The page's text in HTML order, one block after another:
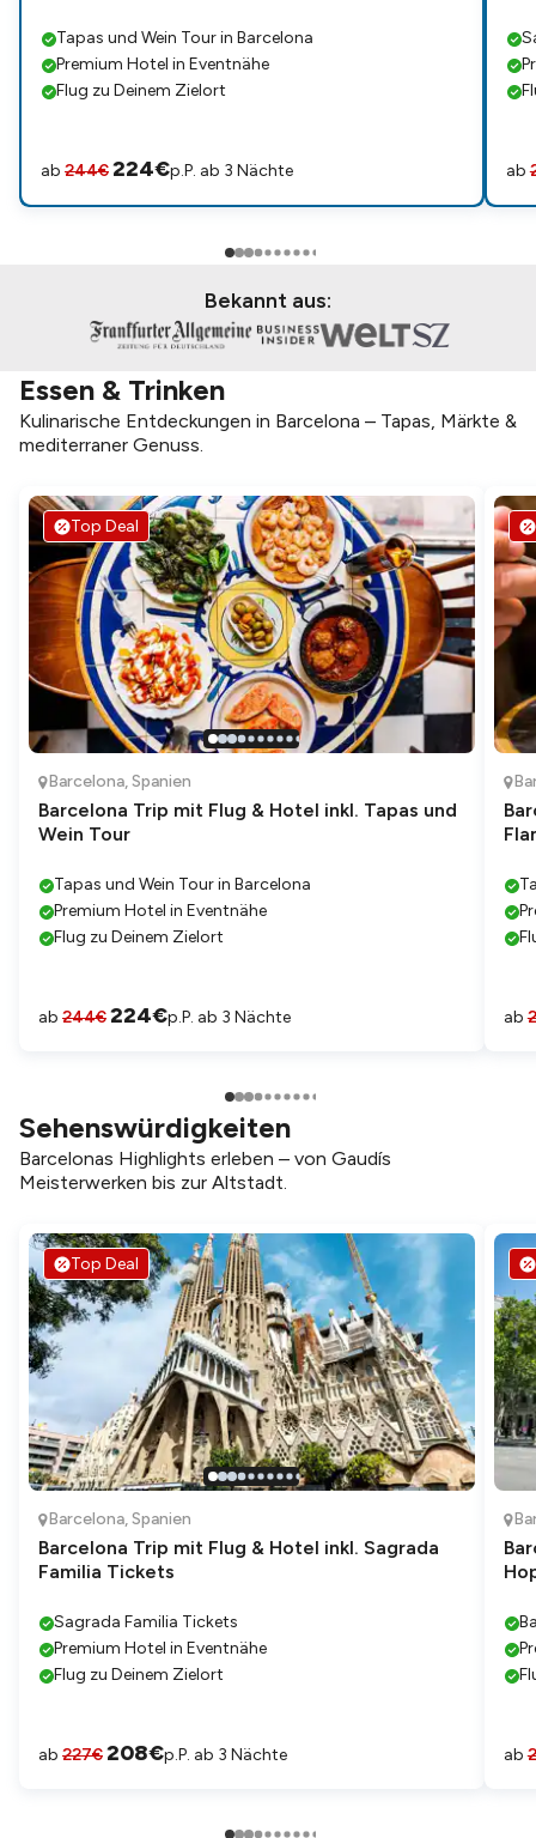
Tapas und Wein Tour in Barcelona
Premium Hotel in Eventnähe
Flug zu Deinem Zielort
ab 244€224€p.P. ab 3 Nächte ab
Bekannt aus:
Essen & Trinken
Kulinarische Entdeckungen in Barcelona – Tapas, Märkte &
mediterraner Genuss.
Top Deal
Barcelona,Spanien
Barcelona Trip mit Flug & Hotel inkl. Tapas und
Wein Tour
Tapas und Wein Tour in Barcelona
Premium Hotel in Eventnähe
Flug zu Deinem Zielort
ab 244€224€p.P. ab 3 Nächte ab
Sehenswürdigkeiten
Barcelonas Highlights erleben – von Gaudís
Meisterwerken bis zur Altstadt.
Top Deal
Barcelona,Spanien
Barcelona Trip mit Flug & Hotel inkl. Sagrada
Familia Tickets
Sagrada Familia Tickets
Premium Hotel in Eventnähe
Flug zu Deinem Zielort
ab 227€208€p.P. ab 3 Nächte ab